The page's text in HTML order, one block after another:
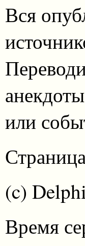
Вся
или
(c)
Время